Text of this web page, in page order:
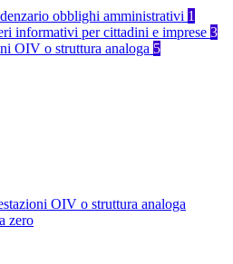
obblighi amministrativi 1
informativi per cittadini e imprese 3
OIV o struttura analoga 5
OIV o struttura analoga
zero